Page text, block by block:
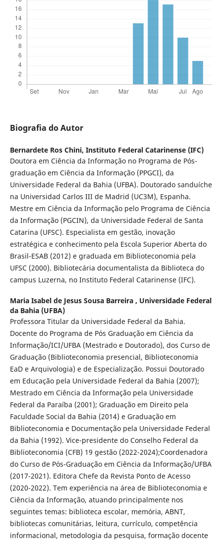
Biografia do Autor
Bernardete Ros Chini, Instituto Federal Catarinense (IFC)
Doutora em Ciência da Informação no Programa de Pós-
graduação em Ciência da Informação (PPGCI), da
Universidade Federal da Bahia (UFBA). Doutorado sanduíche
na Universidad Carlos III de Madrid (UC3M), Espanha.
Mestre em Ciência da Informação pelo Programa de Ciência
da Informação (PGCIN), da Universidade Federal de Santa
Catarina (UFSC). Especialista em gestão, inovação
estratégica e conhecimento pela Escola Superior Aberta do
Brasil-ESAB (2012) e graduada em Biblioteconomia pela
UFSC (2000). Bibliotecária documentalista da Biblioteca do
campus Luzerna, no Instituto Federal Catarinense (IFC).
Maria Isabel de Jesus Sousa Barreira , Universidade Federal
da Bahia (UFBA)
Professora Titular da Universidade Federal da Bahia.
Docente do Programa de Pós Graduação em Ciência da
Informação/ICI/UFBA (Mestrado e Doutorado), dos Curso de
Graduação (Biblioteconomia presencial, Biblioteconomia
EaD e Arquivologia) e de Especialização. Possui Doutorado
em Educação pela Universidade Federal da Bahia (2007);
Mestrado em Ciência da Informação pela Universidade
Federal da Paraíba (2001); Graduação em Direito pela
Faculdade Social da Bahia (2014) e Graduação em
Biblioteconomia e Documentação pela Universidade Federal
da Bahia (1992). Vice-presidente do Conselho Federal da
Biblioteconomia (CFB) 19 gestão (2022-2024);Coordenadora
do Curso de Pós-Graduação em Ciência da Informação/UFBA
(2017-2021). Editora Chefe da Revista Ponto de Acesso
(2020-2022). Tem experiência na área de Biblioteconomia e
Ciência da Informação, atuando principalmente nos
seguintes temas: biblioteca escolar, memória, ABNT,
bibliotecas comunitárias, leitura, currículo, competência
informacional, metodologia da pesquisa, formação docente